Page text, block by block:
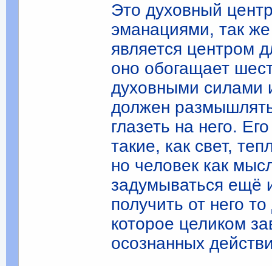
Это духовный
эманациями, так
является центром
оно обогащает
духовными силами
должен
глазеть на него.
такие, как свет,
но человек как
задумываться ещё
получить от него
которое целиком
осознанных